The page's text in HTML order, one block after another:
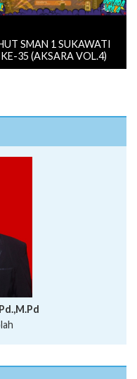
SMAN 1 SUKAWATI
KE-35 (AKSARA VOL.4)